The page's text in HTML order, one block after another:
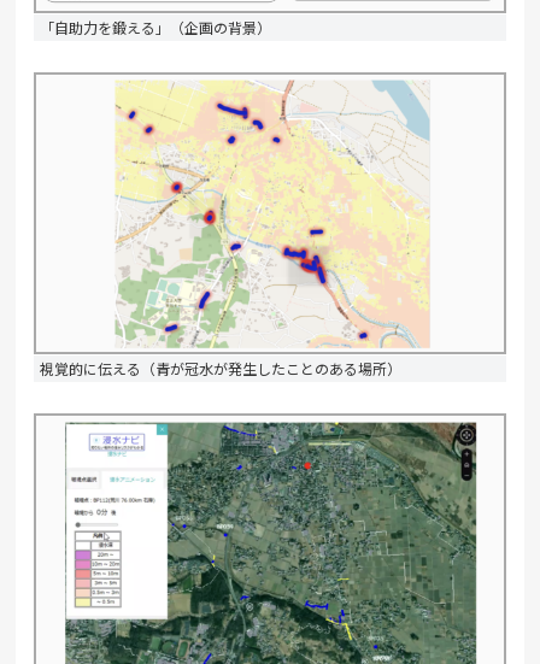
「自助力を鍛える」（企画の背景）
視覚的に伝える（青が冠水が発生したことのある場所）